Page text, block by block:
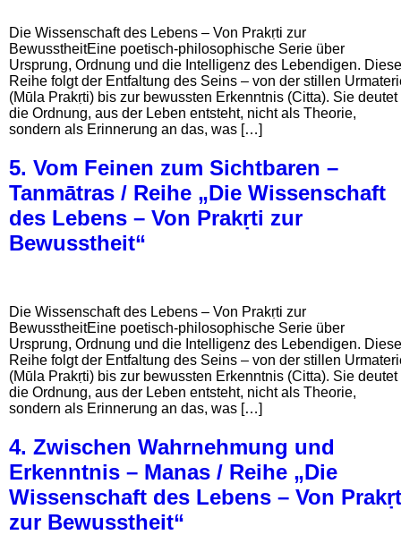
Die Wissenschaft des Lebens – Von Prakṛti zur
BewusstheitEine poetisch-philosophische Serie über
Ursprung, Ordnung und die Intelligenz des Lebendigen. Diese
Reihe folgt der Entfaltung des Seins – von der stillen
(Mūla Prakṛti) bis zur bewussten Erkenntnis (Citta). Sie deutet
die Ordnung, aus der Leben entsteht, nicht als Theorie,
sondern als Erinnerung an das, was […]
5. Vom Feinen zum Sichtbaren –
Tanmātras / Reihe „Die Wissenschaft
des Lebens – Von Prakṛti zur
Bewusstheit“
Die Wissenschaft des Lebens – Von Prakṛti zur
BewusstheitEine poetisch-philosophische Serie über
Ursprung, Ordnung und die Intelligenz des Lebendigen. Diese
Reihe folgt der Entfaltung des Seins – von der stillen
(Mūla Prakṛti) bis zur bewussten Erkenntnis (Citta). Sie deutet
die Ordnung, aus der Leben entsteht, nicht als Theorie,
sondern als Erinnerung an das, was […]
4. Zwischen Wahrnehmung und
Erkenntnis – Manas / Reihe „Die
Wissenschaft des Lebens – Von
zur Bewusstheit“